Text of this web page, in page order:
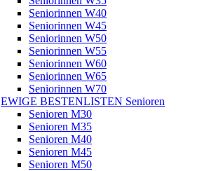
Seniorinnen W40
Seniorinnen W45
Seniorinnen W50
Seniorinnen W55
Seniorinnen W60
Seniorinnen W65
Seniorinnen W70
EWIGE BESTENLISTEN Senioren
Senioren M30
Senioren M35
Senioren M40
Senioren M45
Senioren M50